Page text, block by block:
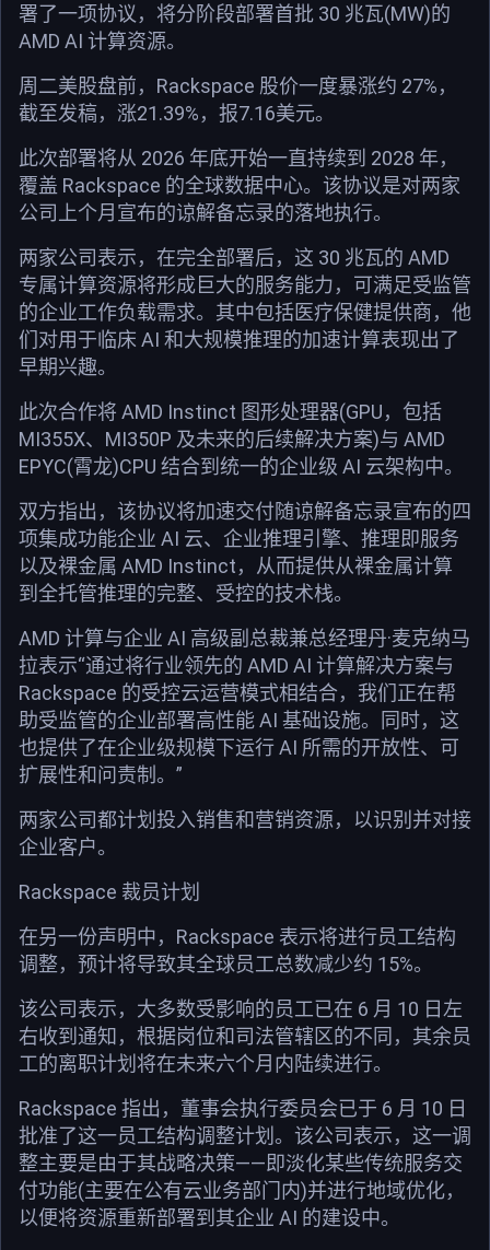
署了一项协议，将分阶段部署首批 30 兆瓦(MW)的
AMD AI 计算资源。
周二美股盘前，Rackspace 股价一度暴涨约 27%，
截至发稿，涨21.39%，报7.16美元。
此次部署将从 2026 年底开始一直持续到 2028 年，
覆盖 Rackspace 的全球数据中心。该协议是对两家
公司上个月宣布的谅解备忘录的落地执行。
两家公司表示，在完全部署后，这 30 兆瓦的 AMD
专属计算资源将形成巨大的服务能力，可满足受监管
的企业工作负载需求。其中包括医疗保健提供商，他
们对用于临床 AI 和大规模推理的加速计算表现出了
早期兴趣。
此次合作将 AMD Instinct 图形处理器(GPU，包括
MI355X、MI350P 及未来的后续解决方案)与 AMD
EPYC(霄龙)CPU 结合到统一的企业级 AI 云架构中。
双方指出，该协议将加速交付随谅解备忘录宣布的四
项集成功能企业 AI 云、企业推理引擎、推理即服务
以及裸金属 AMD Instinct，从而提供从裸金属计算
到全托管推理的完整、受控的技术栈。
AMD 计算与企业 AI 高级副总裁兼总经理丹·麦克纳马
拉表示“通过将行业领先的 AMD AI 计算解决方案与
Rackspace 的受控云运营模式相结合，我们正在帮
助受监管的企业部署高性能 AI 基础设施。同时，这
也提供了在企业级规模下运行 AI 所需的开放性、可
扩展性和问责制。”
两家公司都计划投入销售和营销资源，以识别并对接
企业客户。
Rackspace 裁员计划
在另一份声明中，Rackspace 表示将进行员工结构
调整，预计将导致其全球员工总数减少约 15%。
该公司表示，大多数受影响的员工已在 6 月 10 日左
右收到通知，根据岗位和司法管辖区的不同，其余员
工的离职计划将在未来六个月内陆续进行。
Rackspace 指出，董事会执行委员会已于 6 月 10 日
批准了这一员工结构调整计划。该公司表示，这一调
整主要是由于其战略决策——即淡化某些传统服务交
付功能(主要在公有云业务部门内)并进行地域优化，
以便将资源重新部署到其企业 AI 的建设中。